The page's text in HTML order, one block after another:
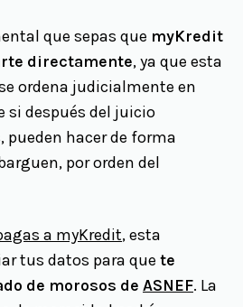
que sepas que myKredit
directamente, ya que esta
ordena judicialmente en
si después del juicio
hacer de forma
por orden del
a myKredit, esta
tus datos para que te
de morosos de ASNEF. La